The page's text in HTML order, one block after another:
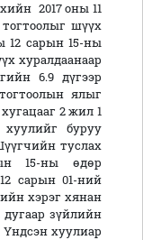
2017 оны 11
шүүх
12 сарын 15-ны
хуралдаанаар
6.9 дүгээр
ялыг
2 жил 1
хуулийг буруу
туслах
15-ны өдөр
сарын 01-ний
хэрэг хянан
зүйлийн
Үндсэн хуулиар